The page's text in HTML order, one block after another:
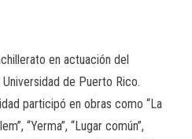
en actuación del
de Puerto Rico.
participó en obras como “La
“Yerma”, “Lugar común”,